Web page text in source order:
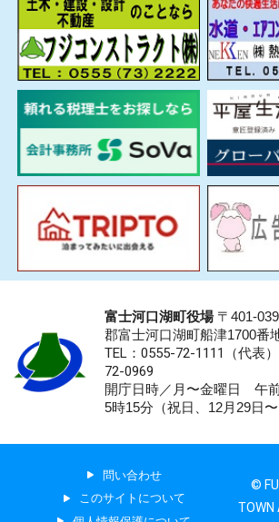
富士河口湖町役場〒401-
郡富士河口湖町船津1700番
TEL：0555-72-1111 （代表
72-0969
開庁日時／月〜金曜日 午
5時15分（祝日、12月29日〜
問い合わせ
このサイトについて
©
TOWN